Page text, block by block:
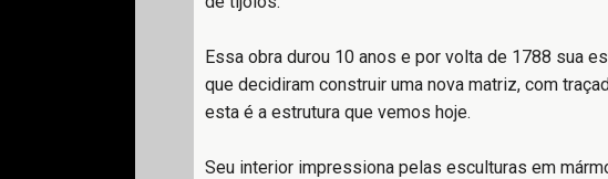
Essa obra durou 10 anos e por volta de 1788 sua
que decidiram construir uma nova matriz, com
esta é a estrutura que vemos hoje.
Seu interior impressiona pelas esculturas em